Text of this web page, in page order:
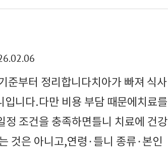
준부터 정리합니다치아가 빠져 식사
니다.다만 비용 부담 때문에치료를
조건을 충족하면틀니 치료에 건강
것은 아니고,연령·틀니 종류·본인